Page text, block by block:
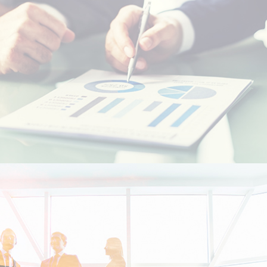
Etudiants Marocains à l'étranger
Marocains Résidents à l’Etranger